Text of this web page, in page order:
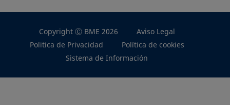
Copyright Ⓒ BME 2026
Aviso Legal
Politica de Privacidad
Política de cookies
Sistema de Información